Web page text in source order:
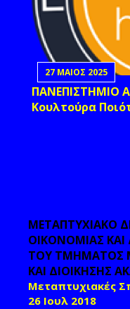
27 ΜΑΙΟΣ 2025
ΠΑΝΕΠΙΣΤΗΜΙΟ
Κουλτούρα
ΜΕΤΑΠΤΥΧΙΑΚΟ
ΟΙΚΟΝΟΜΙΑΣ ΚΑΙ
ΤΟΥ ΤΜΗΜΑΤΟΣ
ΚΑΙ ΔΙΟΙΚΗΣΗΣ
Μεταπτυχιακές
26 Ιουλ 2018